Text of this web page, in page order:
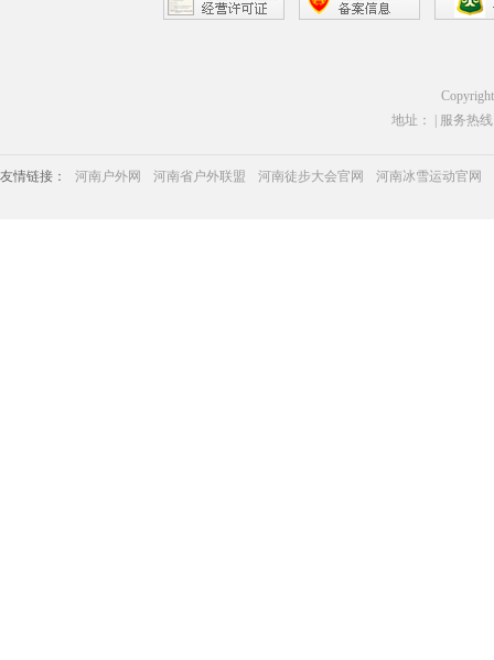
地址： | 服务热线
友情链接： 河南户外网 河南省户外联盟 河南徒步大会官网 河南冰雪运动官网